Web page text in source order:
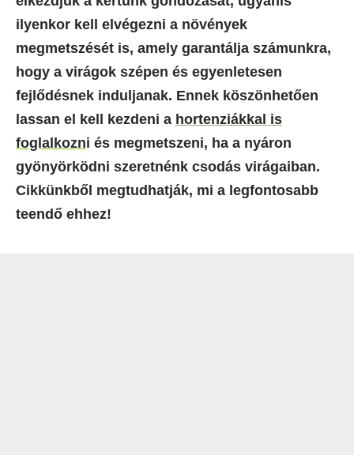
ilyenkor kell elvégezni a növények
megmetszését is, amely garantálja számunkra,
hogy a virágok szépen és egyenletesen
fejlődésnek induljanak. Ennek köszönhetően
lassan el kell kezdeni a hortenziákkal is
foglalkozni és megmetszeni, ha a nyáron
gyönyörködni szeretnénk csodás virágaiban.
Cikkünkből megtudhatják, mi a legfontosabb
teendő ehhez!